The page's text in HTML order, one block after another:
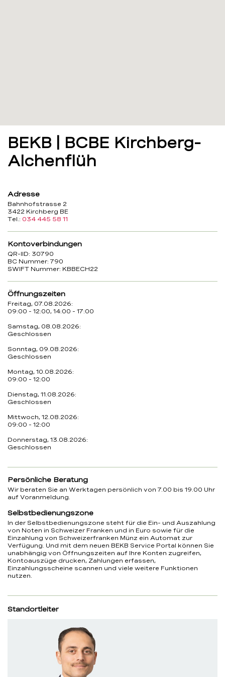
BEKB | BCBE Kirchberg-
Alchenflüh
Adresse
Bahnhofstrasse 2
3422 Kirchberg BE
Tel.: 034 445 58 11
Kontoverbindungen
QR-IID: 30790
BC Nummer: 790
SWIFT Nummer: KBBECH22
Öffnungszeiten
Freitag, 07.08.2026:
09:00 - 12:00, 14:00 - 17:00
Samstag, 08.08.2026:
Geschlossen
Sonntag, 09.08.2026:
Geschlossen
Montag, 10.08.2026:
09:00 - 12:00
Dienstag, 11.08.2026:
Geschlossen
Mittwoch, 12.08.2026:
09:00 - 12:00
Donnerstag, 13.08.2026:
Geschlossen
Persönliche Beratung
Wir beraten Sie an Werktagen persönlich von 7.00 bis 19.00 Uhr
auf Voranmeldung.
Selbstbedienungszone
In der Selbstbedienungszone steht für die Ein- und Auszahlung
von Noten in Schweizer Franken und in Euro sowie für die
Einzahlung von Schweizerfranken Münz ein Automat zur
Verfügung. Und mit dem neuen BEKB Service Portal können Sie
unabhängig von Öffnungszeiten auf Ihre Konten zugreifen,
Kontoauszüge drucken, Zahlungen erfassen,
Einzahlungsscheine scannen und viele weitere Funktionen
nutzen.
Standortleiter